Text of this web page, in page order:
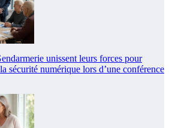
unissent leurs forces pour
sécurité numérique lors d’une conférence